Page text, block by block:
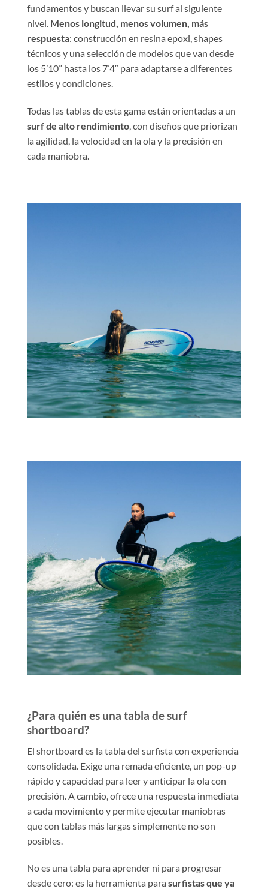
fundamentos y buscan llevar su surf al siguiente
nivel. Menos longitud, menos volumen, más
respuesta: construcción en resina epoxi, shapes
técnicos y una selección de modelos que van desde
los 5’10” hasta los 7’4″ para adaptarse a diferentes
estilos y condiciones.
Todas las tablas de esta gama están orientadas a un
surf de alto rendimiento, con diseños que priorizan
la agilidad, la velocidad en la ola y la precisión en
cada maniobra.
¿Para quién es una tabla de surf
shortboard?
El shortboard es la tabla del surfista con experiencia
consolidada. Exige una remada eficiente, un pop-up
rápido y capacidad para leer y anticipar la ola con
precisión. A cambio, ofrece una respuesta inmediata
a cada movimiento y permite ejecutar maniobras
que con tablas más largas simplemente no son
posibles.
No es una tabla para aprender ni para progresar
desde cero: es la herramienta para surfistas que ya